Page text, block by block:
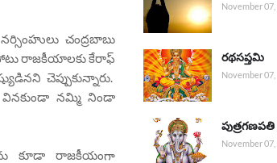
చంద్రబాబు
రాజకీయాలకు కేరాఫ్‌
చెప్పుకున్నారు.
నమ్మి నిండా
కూడా రాజకీయంగా
November
రథసప్తమి
November
పుత్రగణపతి
November